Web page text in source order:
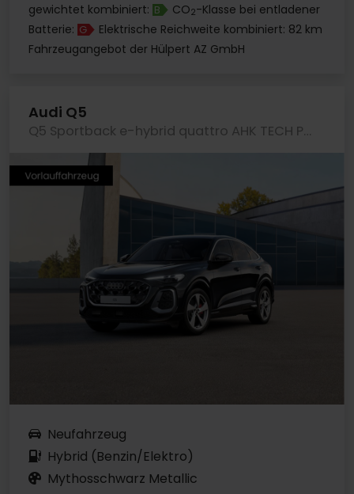
gewichtet kombiniert: B CO2-Klasse bei entladener
Batterie: G
Elektrische Reichweite kombiniert: 82 km
Fahrzeugangebot der Hülpert AZ GmbH
Audi Q5
Q5 Sportback e-hybrid quattro AHK TECH PLUS LM20
Neufahrzeug
Hybrid (Benzin/Elektro)
Mythosschwarz Metallic